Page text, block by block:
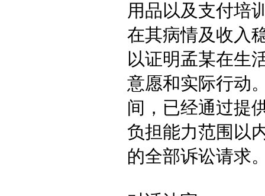
用品以及支付培
在其病情及收入
以证明孟某在生
意愿和实际行动
间，已经通过提
负担能力范围以
的全部诉讼请求